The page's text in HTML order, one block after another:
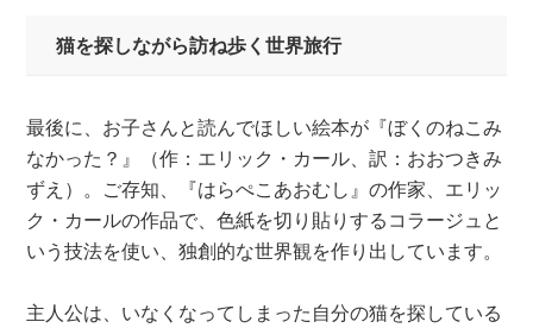
猫を探しながら訪ね歩く世界旅行
最後に、お子さんと読んでほしい絵本が『ぼくのねこみ
なかった？』（作：エリック・カール、訳：おおつきみ
ずえ）。ご存知、『はらぺこあおむし』の作家、エリッ
ク・カールの作品で、色紙を切り貼りするコラージュと
いう技法を使い、独創的な世界観を作り出しています。
主人公は、いなくなってしまった自分の猫を探している